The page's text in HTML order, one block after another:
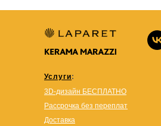
Услуги:
3D-дизайн БЕСПЛАТНО
Рассрочка без переплат
Доставка